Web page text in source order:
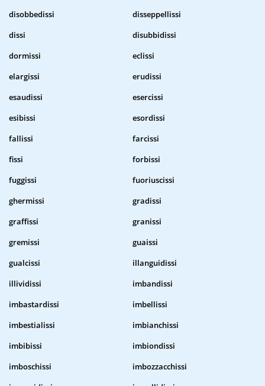
disobbedissi
disseppellissi
dissi
disubbidissi
dormissi
eclissi
elargissi
erudissi
esaudissi
esercissi
esibissi
esordissi
fallissi
farcissi
fissi
forbissi
fuggissi
fuoriuscissi
ghermissi
gradissi
graffissi
granissi
gremissi
guaissi
gualcissi
illanguidissi
illividissi
imbandissi
imbastardissi
imbellissi
imbestialissi
imbianchissi
imbibissi
imbiondissi
imboschissi
imbozzacchissi